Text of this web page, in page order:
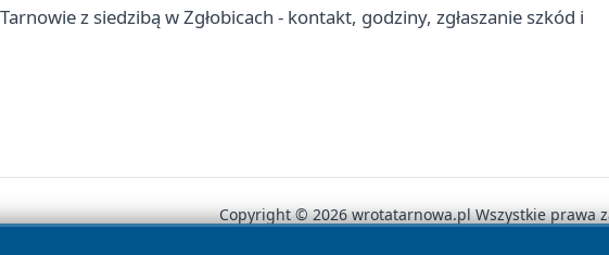
z siedzibą w Zgłobicach - kontakt, godziny, zgłaszanie szkód i
Copyright © 2026 wrotatarnowa.pl Wszystkie prawa